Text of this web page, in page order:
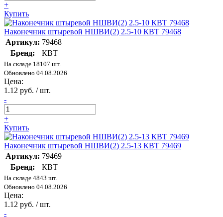
+
Купить
Наконечник штыревой НШВИ(2) 2.5-10 КВТ 79468
Артикул: 79468
Бренд:
КВТ
На складе 18107 шт.
Обновлено 04.08.2026
Цена:
1.12 руб. / шт.
-
+
Купить
Наконечник штыревой НШВИ(2) 2.5-13 КВТ 79469
Артикул: 79469
Бренд:
КВТ
На складе 4843 шт.
Обновлено 04.08.2026
Цена:
1.12 руб. / шт.
-